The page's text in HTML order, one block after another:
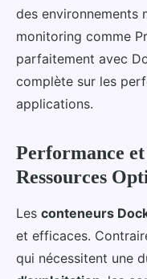
des environnements
monitoring comme
parfaitement avec
complète sur les
applications.
Performance
Ressources
Les conteneurs
et efficaces.
qui nécessitent une